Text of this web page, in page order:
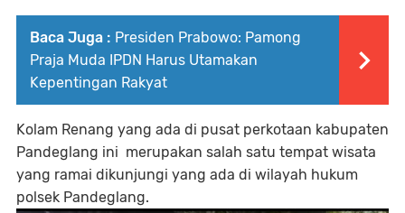
Baca Juga : Presiden Prabowo: Pamong
Praja Muda IPDN Harus Utamakan
Kepentingan Rakyat
Kolam Renang yang ada di pusat perkotaan kabupaten
Pandeglang ini merupakan salah satu tempat wisata
yang ramai dikunjungi yang ada di wilayah hukum
polsek Pandeglang.